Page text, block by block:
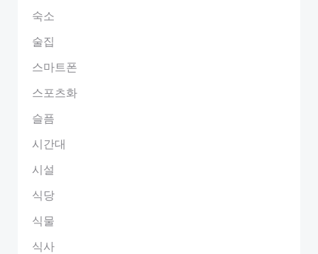
숙소
술집
스마트폰
스포츠화
슬픔
시간대
시설
식당
식물
식사